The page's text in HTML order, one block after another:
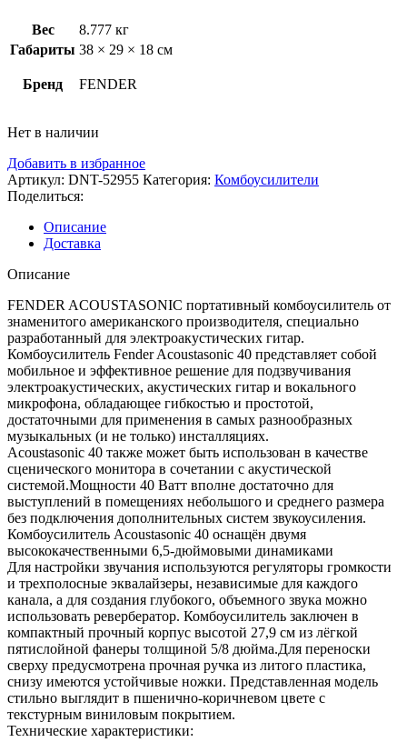
Вес
8.777 кг
Габариты 38 × 29 × 18 см
Бренд FENDER
Нет в наличии
Добавить в избранное
Артикул: DNT-52955 Категория: Комбоусилители
Поделиться:
Описание
Доставка
Описание
FENDER ACOUSTASONIC портативный комбоусилитель от
знаменитого американского производителя, специально
разработанный для электроакустических гитар.
Комбоусилитель Fender Acoustasonic 40 представляет собой
мобильное и эффективное решение для подзвучивания
электроакустических, акустических гитар и вокального
микрофона, обладающее гибкостью и простотой,
достаточными для применения в самых разнообразных
музыкальных (и не только) инсталляциях.
Acoustasonic 40 также может быть использован в качестве
сценического монитора в сочетании с акустической
системой.Мощности 40 Ватт вполне достаточно для
выступлений в помещениях небольшого и среднего размера
без подключения дополнительных систем звукоусиления.
Комбоусилитель Acoustasonic 40 оснащён двумя
высококачественными 6,5-дюймовыми динамиками
Для настройки звучания используются регуляторы громкости
и трехполосные эквалайзеры, независимые для каждого
канала, а для создания глубокого, объемного звука можно
использовать ревербератор. Комбоусилитель заключен в
компактный прочный корпус высотой 27,9 см из лёгкой
пятислойной фанеры толщиной 5/8 дюйма.Для переноски
сверху предусмотрена прочная ручка из литого пластика,
снизу имеются устойчивые ножки. Представленная модель
стильно выглядит в пшенично-коричневом цвете с
текстурным виниловым покрытием.
Технические характеристики: